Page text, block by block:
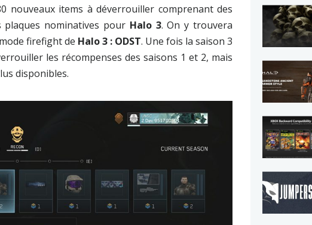
nouveaux items à déverrouiller comprenant des
plaques nominatives pour Halo 3. On y trouvera
firefight de Halo 3 : ODST. Une fois la saison 3
les récompenses des saisons 1 et 2, mais
disponibles.